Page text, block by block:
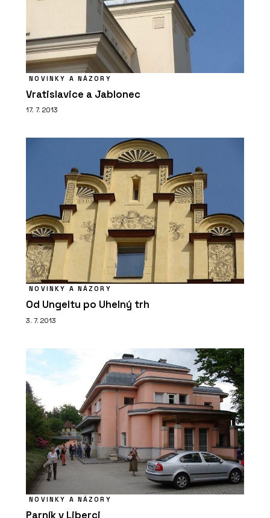
NOVINKY A NÁZORY
Vratislavice a Jablonec
17. 7. 2013
NOVINKY A NÁZORY
Od Ungeltu po Uhelný trh
3. 7. 2013
NOVINKY A NÁZORY